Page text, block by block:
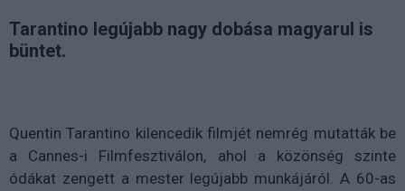
Tarantino legújabb nagy dobása magyarul is
büntet.
Quentin Tarantino kilencedik filmjét nemrég mutatták be
a Cannes-i Filmfesztiválon, ahol a közönség szinte
ódákat zengett a mester legújabb munkájáról. A 60-as